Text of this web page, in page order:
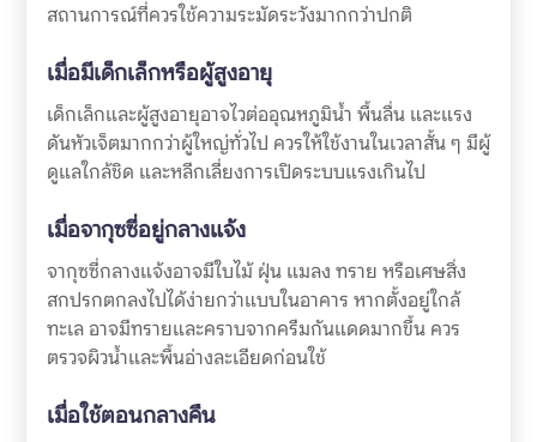
สถานการณ์ที่ควรใช้ความระมัดระวังมากกว่าปกติ
เมื่อมีเด็กเล็กหรือผู้สูงอายุ
เด็กเล็กและผู้สูงอายุอาจไวต่ออุณหภูมิน้ำ พื้นลื่น และแรง
ดันหัวเจ็ตมากกว่าผู้ใหญ่ทั่วไป ควรให้ใช้งานในเวลาสั้น ๆ มีผู้
ดูแลใกล้ชิด และหลีกเลี่ยงการเปิดระบบแรงเกินไป
เมื่อจากุซซี่อยู่กลางแจ้ง
จากุซซี่กลางแจ้งอาจมีใบไม้ ฝุ่น แมลง ทราย หรือเศษสิ่ง
สกปรกตกลงไปได้ง่ายกว่าแบบในอาคาร หากตั้งอยู่ใกล้
ทะเล อาจมีทรายและคราบจากครีมกันแดดมากขึ้น ควร
ตรวจผิวน้ำและพื้นอ่างละเอียดก่อนใช้
เมื่อใช้ตอนกลางคืน